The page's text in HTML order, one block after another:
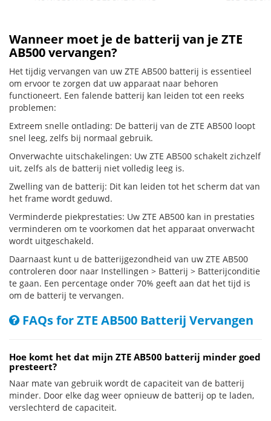
Wanneer moet je de batterij van je ZTE
AB500 vervangen?
Het tijdig vervangen van uw ZTE AB500 batterij is essentieel
om ervoor te zorgen dat uw apparaat naar behoren
functioneert. Een falende batterij kan leiden tot een reeks
problemen:
Extreem snelle ontlading: De batterij van de ZTE AB500 loopt
snel leeg, zelfs bij normaal gebruik.
Onverwachte uitschakelingen: Uw ZTE AB500 schakelt zichzelf
uit, zelfs als de batterij niet volledig leeg is.
Zwelling van de batterij: Dit kan leiden tot het scherm dat van
het frame wordt geduwd.
Verminderde piekprestaties: Uw ZTE AB500 kan in prestaties
verminderen om te voorkomen dat het apparaat onverwacht
wordt uitgeschakeld.
Daarnaast kunt u de batterijgezondheid van uw ZTE AB500
controleren door naar Instellingen > Batterij > Batterijconditie
te gaan. Een percentage onder 70% geeft aan dat het tijd is
om de batterij te vervangen.
FAQs for ZTE AB500 Batterij Vervangen
Hoe komt het dat mijn ZTE AB500 batterij minder goed
presteert?
Naar mate van gebruik wordt de capaciteit van de batterij
minder. Door elke dag weer opnieuw de batterij op te laden,
verslechterd de capaciteit.